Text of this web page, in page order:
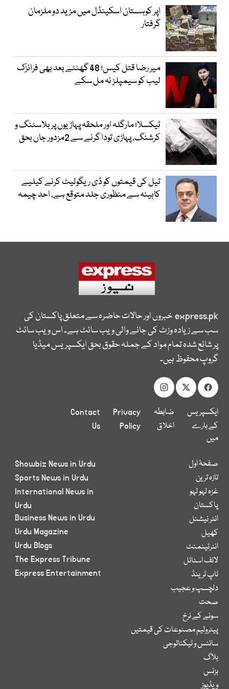
اپر کوہستان اسکینڈل میں مزید دو ملزمان
گرفتار
میر رضا قتل کیس؛ 48 گھنٹے بعد بھی فرانزک
لیب کو سیمپلز نہ مل سکے
ٹیکسلا؛ مارگلہ اور ملحقہ پہاڑیوں پر بلاسٹنگ و
کرشنگ، پہاڑی تودا گرنے سے 2مزدور جاں بحق
تیل کی قیمتوں کو ڈی ریگولیٹ کرنے کیلیے
کابینہ سے منظوری جلد متوقع ہے، احد چیمہ
express.pkخبروں اور حالات حاضرہ سے متعلق پاکستان کی
سب سے زیادہ وزٹ کی جانے والی ویب سائٹ ہے۔ اس ویب سائٹ
پر شائع شدہ تمام مواد کے جملہ حقوق بحق ایکسپریس میڈیا
گروپ محفوظ ہیں۔
ایکسپریس
کے بارے
میں
ضابطہ
اخلاق
Privacy
Policy
Contact
Us
صفحۂ اول
تازہ ترین
غزہ لہو لہو
پاکستان
انٹر نیشنل
کھیل
انٹرٹینمنٹ
لائف اسٹائل
ٹاپ ٹرینڈ
دلچسپ و عجیب
صحت
سونے کے نرخ
پیٹرولیم مصنوعات کی قیمتیں
سائنس و ٹیکنالوجی
بلاگ
بزنس
ویڈیوز
Showbiz News in Urdu
Sports News in Urdu
International News in
Urdu
Business News in Urdu
Urdu Magazine
Urdu Blogs
The Express Tribune
Express Entertainment